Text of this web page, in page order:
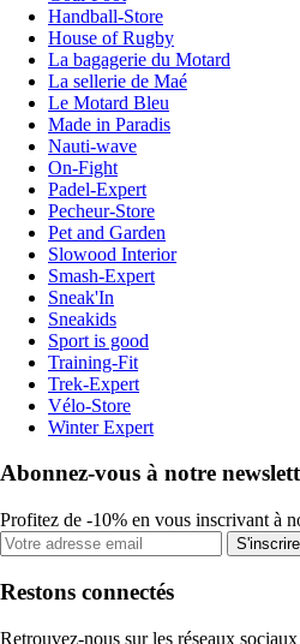
Handball-Store
House of Rugby
La bagagerie du Motard
La sellerie de Maé
Le Motard Bleu
Made in Paradis
Nauti-wave
On-Fight
Padel-Expert
Pecheur-Store
Pet and Garden
Slowood Interior
Smash-Expert
Sneak'In
Sneakids
Sport is good
Training-Fit
Trek-Expert
Vélo-Store
Winter Expert
Abonnez-vous à notre
Profitez de -10% en vous inscrivant à
S'inscrire
Restons connectés
Retrouvez-nous sur les réseaux sociaux